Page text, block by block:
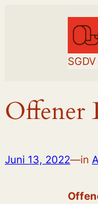
Offener
Juni 13, 2022—in